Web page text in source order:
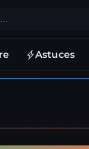
Astuces